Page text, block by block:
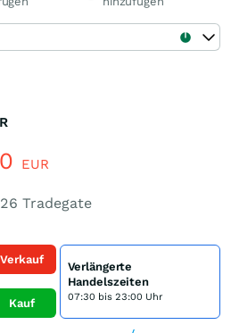
EUR
Tradegate
Verkauf
Kauf
Verlängerte
Handelszeiten
07:30 bis 23:00 Uhr